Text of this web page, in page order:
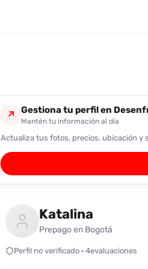
↗ Gestiona tu perfil en
Mantén tu información al día
Actualiza tus fotos, precios, ubicación y
Katalina
Prepago en Bogotá
Perfil no verificado · 4evaluaciones